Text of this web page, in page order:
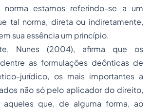
norma estamos referindo-se a um
tal norma, direta ou indiretamente,
sua essência um princípio.
Nunes (2004), afirma que os
as formulações deônticas de
jurídico, os mais importantes a
não só pelo aplicador do direito,
que, de alguma forma, ao